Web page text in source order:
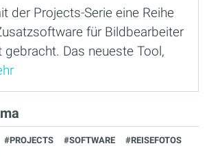
der Projects-Serie eine Reihe
für Bildbearbeiter
gebracht. Das neueste Tool,
#PROJECTS #SOFTWARE
#REISEFOTOS